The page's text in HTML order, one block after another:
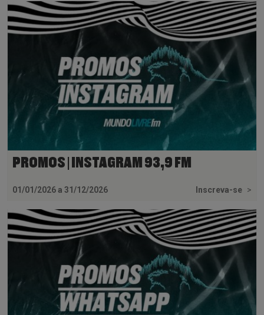
PROMOS | INSTAGRAM 93,9 FM
01/01/2026 a 31/12/2026 Inscreva-se >